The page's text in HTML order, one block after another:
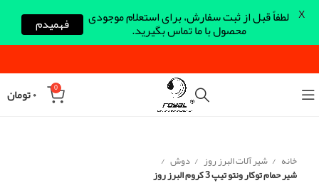
0 ۰تومان
خانه شیر آلات البرز روز دوش
شیر حمام توکار ونتو تیپ 3 کروم البرز روز
لطفاً قبل از ثبت سفارش، برای استعلام موجودی
محصول با ما تماس بگیرید. فهمیدم X